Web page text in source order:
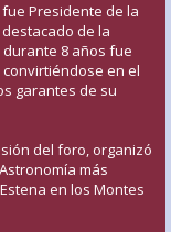
Presidente de la
de la
durante 8 años fue
en el
garantes de su
del foro, organizó
más
en los Montes